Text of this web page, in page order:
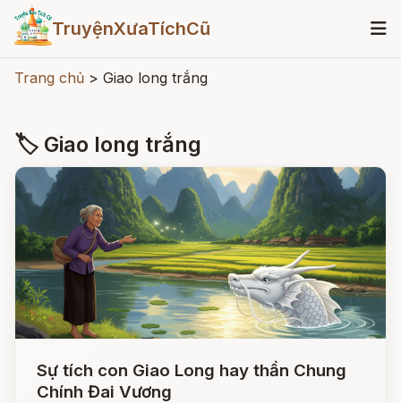
TruyệnXưaTíchCũ
Trang chủ > Giao long trắng
🏷 Giao long trắng
Sự tích con Giao Long hay thần Chung
Chính Đai Vương